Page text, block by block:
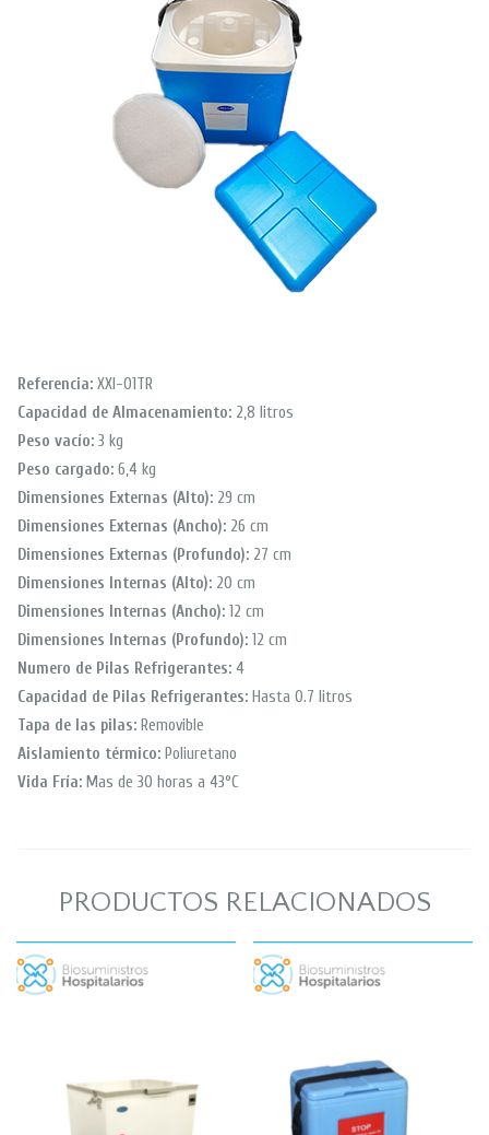
Referencia: XXI-01TR
Capacidad de Almacenamiento: 2,8 litros
Peso vacío: 3 kg
Peso cargado: 6,4 kg
Dimensiones Externas (Alto): 29 cm
Dimensiones Externas (Ancho): 26 cm
Dimensiones Externas (Profundo): 27 cm
Dimensiones Internas (Alto): 20 cm
Dimensiones Internas (Ancho): 12 cm
Dimensiones Internas (Profundo): 12 cm
Numero de Pilas Refrigerantes: 4
Capacidad de Pilas Refrigerantes: Hasta 0.7 litros
Tapa de las pilas: Removible
Aislamiento térmico: Poliuretano
Vida Fría: Mas de 30 horas a 43°C
PRODUCTOS RELACIONADOS